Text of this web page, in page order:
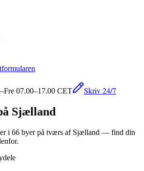
07.00–17.00 CET Skriv 24/7
Sjælland
i 66 byer på tværs af Sjælland — find din